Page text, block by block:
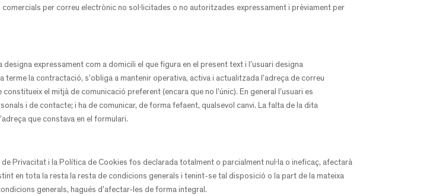
per correu electrònic no sol·licitades o no autoritzades expressament i prèviament per
expressament com a domicili el que figura en el present text i l’usuari designa
la contractació, s’obliga a mantenir operativa, activa i actualitzada l’adreça de correu
el mitjà de comunicació preferent (encara que no l’únic). En general l’usuari es
i de contacte; i ha de comunicar, de forma fefaent, qualsevol canvi. La falta de la dita
que constava en el formulari.
Privacitat i la Política de Cookies fos declarada totalment o parcialment nul·la o ineficaç, afectarà
en tota la resta la resta de condicions generals i tenint-se tal disposició o la part de la mateixa
generals, hagués d’afectar-les de forma integral.